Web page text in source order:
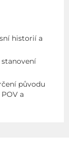
historií a
původu
a